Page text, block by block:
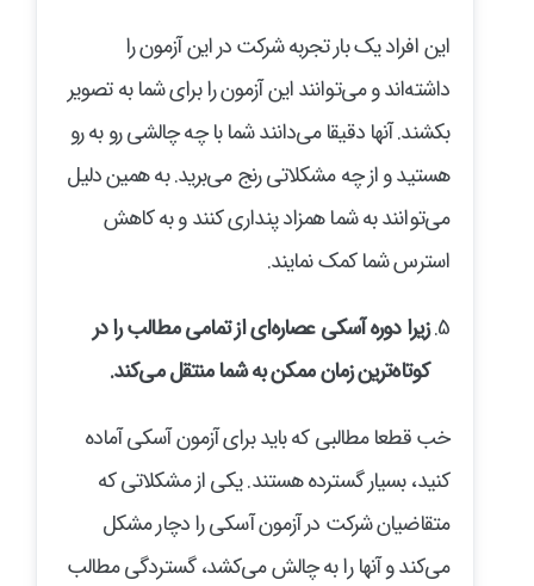
این افراد یک بار تجربه شرکت در این آزمون را
داشته‌اند و می‌توانند این آزمون را برای شما به تصویر
بکشند. آنها دقیقا می‌دانند شما با چه چالشی رو به رو
هستید و از چه مشکلاتی رنج می‌برید. به همین دلیل
می‌توانند به شما همزاد پنداری کنند و به کاهش
استرس شما کمک نمایند.
زیرا دوره آسکی عصاره‌ای از تمامی مطالب را در
کوتاه‌ترین زمان ممکن به شما منتقل می‌کند.
خب قطعا مطالبی که باید برای آزمون آسکی آماده
کنید، بسیار گسترده هستند. یکی از مشکلاتی که
متقاضیان شرکت در آزمون آسکی را دچار مشکل
می‌کند و آنها را به چالش می‌کشد، گستردگی مطالب